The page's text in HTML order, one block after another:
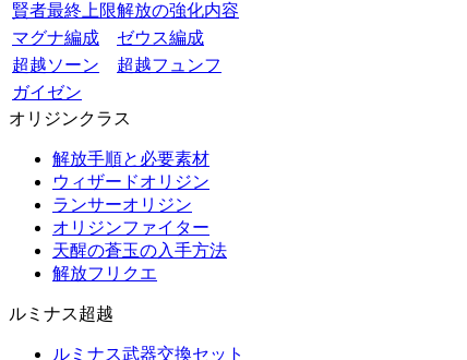
賢者最終上限解放の強化内容
マグナ編成
ゼウス編成
超越ソーン
超越フュンフ
ガイゼン
オリジンクラス
解放手順と必要素材
ウィザードオリジン
ランサーオリジン
オリジンファイター
天醒の蒼玉の入手方法
解放フリクエ
ルミナス超越
ルミナス武器交換セット